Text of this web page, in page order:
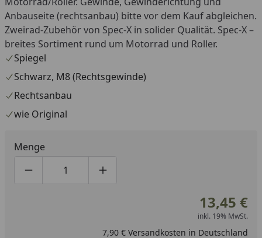
Anbauseite (rechtsanbau) bitte vor dem Kauf abgleichen.
Zweirad-Zubehör von Spec-X in solider Qualität. Spec-X –
breites Sortiment rund um Motorrad und Roller.
Spiegel
Schwarz, M8 (Rechtsgewinde)
Rechtsanbau
wie Original
Menge
Produktmenge um eins verringern
Produktmenge manuell eingeben
Produktmenge um eins erhöhen
13,45 €
inkl. 19% MwSt.
7,90 € Versandkosten in Deutschland